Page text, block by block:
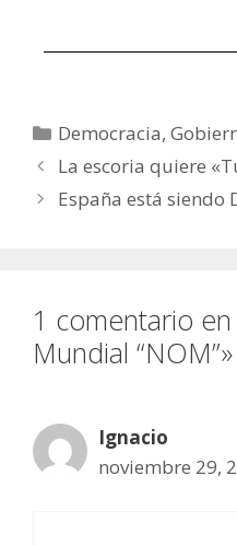
Democracia,
La escoria quiere
España está siendo
1 comentario
Mundial “NOM”»
Ignacio
noviembre 29,